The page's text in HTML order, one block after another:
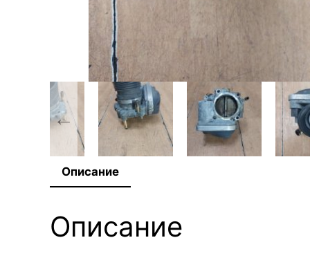
Описание
Описание